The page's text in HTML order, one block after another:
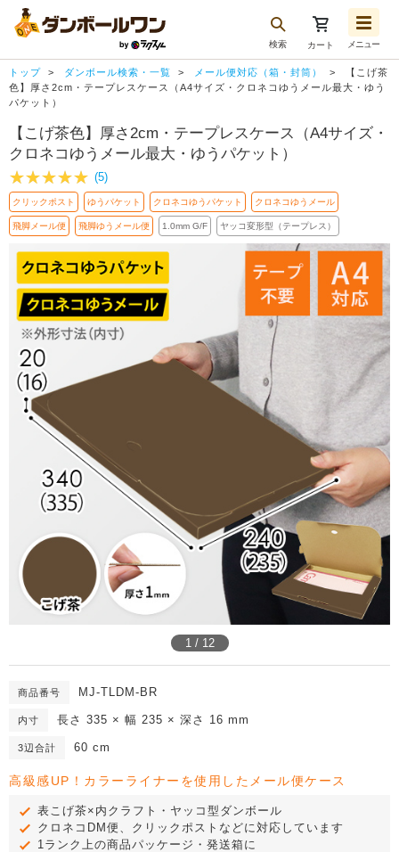
検索 カート メニュー
注文履歴
ログアウト
トップ ダンボール検索・一覧 メール便対応（箱・封筒）
【こげ茶
色】厚さ2cm・テープレスケース（A4サイズ・クロネコゆうメール最大・ゆう
パケット）
【こげ茶色】厚さ2cm・テープレスケース（A4サイズ・
クロネコゆうメール最大・ゆうパケット）
(5)
クリックポスト ゆうパケット クロネコゆうパケット クロネコゆうメール
飛脚メール便 飛脚ゆうメール便 1.0mm G/F ヤッコ変形型（テープレス）
1 / 12
商品番号 MJ-TLDM-BR
内寸 長さ 335 × 幅 235 × 深さ 16 mm
3辺合計 60 cm
高級感UP！カラーライナーを使用したメール便ケース
表こげ茶×内クラフト・ヤッコ型ダンボール
クロネコDM便、クリックポストなどに対応しています
1ランク上の商品パッケージ・発送箱に